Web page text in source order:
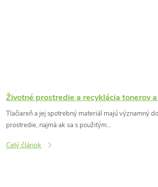
Životné prostredie a recyklácia tonerov
Tlačiareň a jej spotrebný materiál majú významný
prostredie, najmä ak sa s použitým...
Celý článok